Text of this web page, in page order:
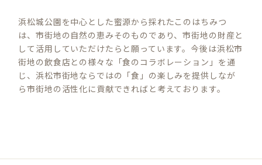
浜松城公園を中心とした蜜源から採れたこのはちみつ
は、市街地の自然の恵みそのものであり、市街地の財産と
して活用していただけたらと願っています。今後は浜松市
街地の飲食店との様々な「食のコラボレーション」を通
じ、浜松市街地ならではの「食」の楽しみを提供しなが
ら市街地の活性化に貢献できればと考えております。